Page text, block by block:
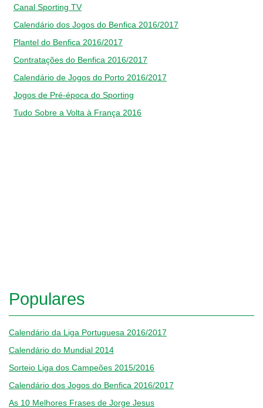
Canal Sporting TV
Calendário dos Jogos do Benfica 2016/2017
Plantel do Benfica 2016/2017
Contratações do Benfica 2016/2017
Calendário de Jogos do Porto 2016/2017
Jogos de Pré-época do Sporting
Tudo Sobre a Volta à França 2016
Populares
Calendário da Liga Portuguesa 2016/2017
Calendário do Mundial 2014
Sorteio Liga dos Campeões 2015/2016
Calendário dos Jogos do Benfica 2016/2017
As 10 Melhores Frases de Jorge Jesus